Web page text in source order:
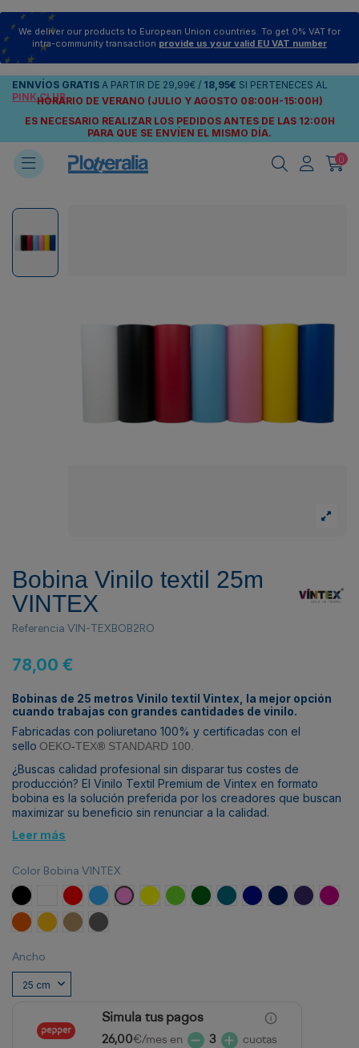
We deliver our products to European Union countries. To get 0% VAT for
intra-community transaction provide us your valid EU VAT number
ENNVÍOS GRATIS A PARTIR DE 29,99€ / 18,95€ SI PERTENECES AL
PINK CLUB
HORARIO DE VERANO (JULIO Y AGOSTO 08:00H-15:00H)
ES NECESARIO REALIZAR LOS PEDIDOS ANTES DE LAS 12:00H
PARA QUE SE ENVÍEN EL MISMO DÍA.
0
Bobina Vinilo textil 25m
VINTEX
Referencia VIN-TEXBOB2RO
78,00 €
Bobinas de 25 metros Vinilo textil Vintex, la mejor opción
cuando trabajas con grandes cantidades de vinilo.
Fabricadas con poliuretano 100% y certificadas con el
sello OEKO-TEX® STANDARD 100.
¿Buscas calidad profesional sin disparar tus costes de
producción? El Vinilo Textil Premium de Vintex en formato
bobina es la solución preferida por los creadores que buscan
maximizar su beneficio sin renunciar a la calidad.
Leer más
Color Bobina VINTEX
Negro Blanco Rojo Azul Claro
Rosa AmarilloVerde ClaroVerde Esmeralda
TurquesaAzul RoyalAzul Marino
Violeta Fucsia
NaranjaAmarillo Calabaza
Tierra Gris
Ancho
Simula tus pagos
26,00€/mes en 3 cuotas